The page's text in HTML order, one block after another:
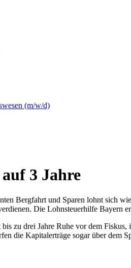
(m/w/d)
3 Jahre
Bergfahrt und Sparen lohnt sich
Die Lohnsteuerhilfe Bayern
bis zu drei Jahre Ruhe vor dem Fiskus,
die Kapitalerträge sogar über dem